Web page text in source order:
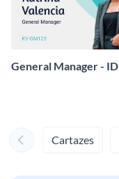
General Manager -
Cartazes